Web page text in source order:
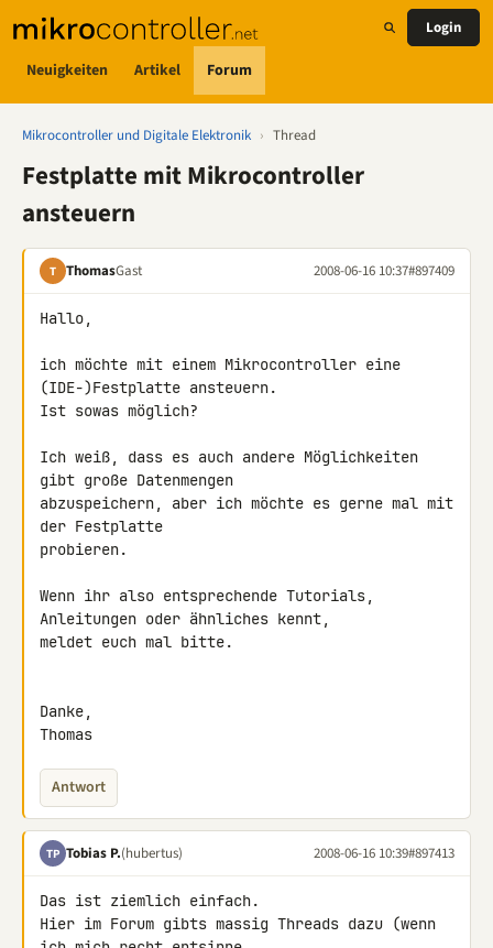
Neuigkeiten Artikel Forum
Login
Mikrocontroller und Digitale Elektronik › Thread
Festplatte mit Mikrocontroller
ansteuern
T ThomasGast 2008-06-16 10:37#897409
Hallo,
ich möchte mit einem Mikrocontroller eine
(IDE-)Festplatte ansteuern.
Ist sowas möglich?
Ich weiß, dass es auch andere Möglichkeiten
gibt große Datenmengen
abzuspeichern, aber ich möchte es gerne mal mit
der Festplatte
probieren.
Wenn ihr also entsprechende Tutorials,
Anleitungen oder ähnliches kennt,
meldet euch mal bitte.
Danke,
Thomas
Antwort
TP Tobias P.(hubertus) 2008-06-16 10:39#897413
Das ist ziemlich einfach.
Hier im Forum gibts massig Threads dazu (wenn